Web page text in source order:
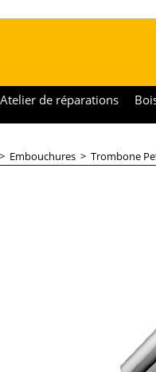
Atelier de réparations
> Embouchures > Trombone